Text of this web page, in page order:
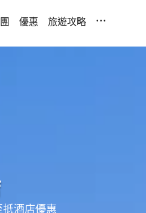
優惠 旅遊攻略 ...
酒店優惠